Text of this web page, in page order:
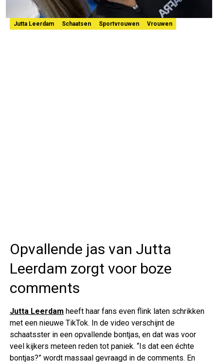
Jutta Leerdam Schaatsen Sportvrouwen Vrouwen
Opvallende jas van Jutta
Leerdam zorgt voor boze
comments
Jutta Leerdam heeft haar fans even flink laten schrikken
met een nieuwe TikTok. In de video verschijnt de
schaatsster in een opvallende bontjas, en dat was voor
veel kijkers meteen reden tot paniek. “Is dat een échte
bontjas?” wordt massaal gevraagd in de comments. En